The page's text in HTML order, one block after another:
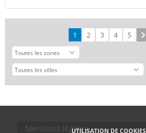
UTILISATION DE COOKIES
1 2 3 4 5
Mentions légales